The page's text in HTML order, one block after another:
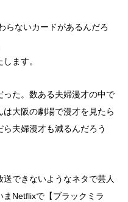
らないカードがあるんだろ
ます。
った。数ある夫婦漫才の中で
大阪の劇場で漫才を見たら
夫婦漫才も減るんだろう
できないようなネタで芸人
Netflixで【ブラックミラ